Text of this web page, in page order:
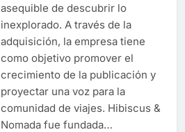
asequible de descubrir lo
inexplorado. A través de la
adquisición, la empresa tiene
como objetivo promover el
crecimiento de la publicación y
proyectar una voz para la
comunidad de viajes. Hibiscus &
Nomada fue fundada…